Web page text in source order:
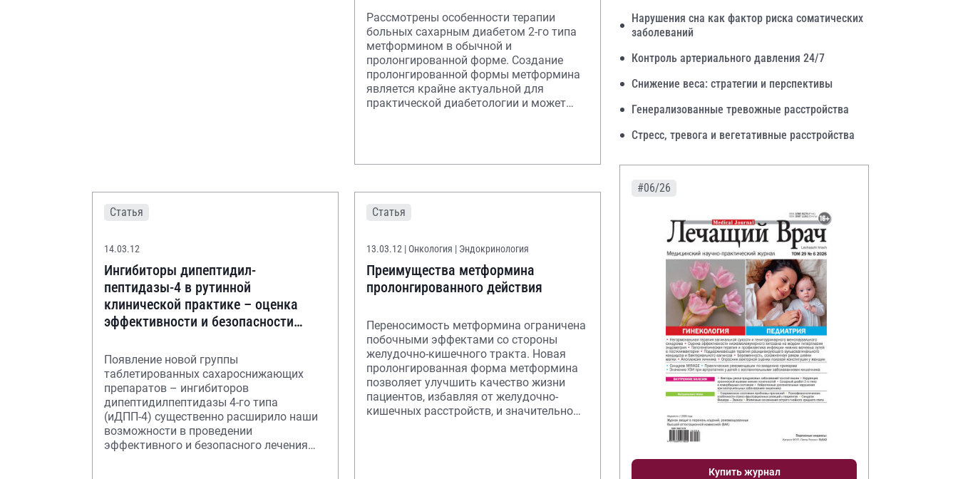
Рассмотрены особенности терапии
больных сахарным диабетом 2-го типа
метформином в обычной и
пролонгированной форме. Создание
пролонгированной формы метформина
является крайне актуальной для
практической диабетологии и может
Статья
14.03.12
Ингибиторы дипептидил-
пептидазы-4 в рутинной
клинической практике – оценка
эффективности и безопасности
Появление новой группы
таблетированных сахароснижающих
препаратов – ингибиторов
дипептидилпептидазы 4-го типа
(иДПП-4) существенно расширило наши
возможности в проведении
эффективного и безопасного лечения
Статья
13.03.12 | Онкология | Эндокринология
Преимущества метформина
пролонгированного действия
Переносимость метформина ограничена
побочными эффектами со стороны
желудочно-кишечного тракта. Новая
пролонгированная форма метформина
позволяет улучшить качество жизни
пациентов, избавляя от желудочно-
кишечных расстройств, и значительно
Нарушения сна как фактор риска соматических
заболеваний
Контроль артериального давления 24/7
Снижение веса: стратегии и перспективы
Генерализованные тревожные расстройства
Стресс, тревога и вегетативные расстройства
#06/26
Купить журнал